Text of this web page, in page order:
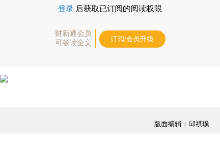
登录 后获取已订阅的阅读权限
财新通会员
可畅读全文
订阅/会员升级
版面编辑：邱祺璞